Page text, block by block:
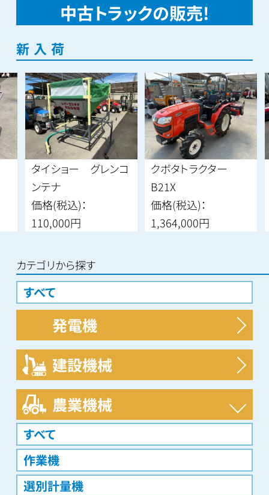
中古トラックの販売!
新入荷
タイショー グレンコ
ンテナ
価格(税込)：
110,000円
クボタトラクター
B21X
価格(税込)：
1,364,000円
カテゴリから探す
すべて
発電機
すべて建設機械
すべて
ミニユンボ
フォークリフト
農業機械
すべて
作業機
選別計量機